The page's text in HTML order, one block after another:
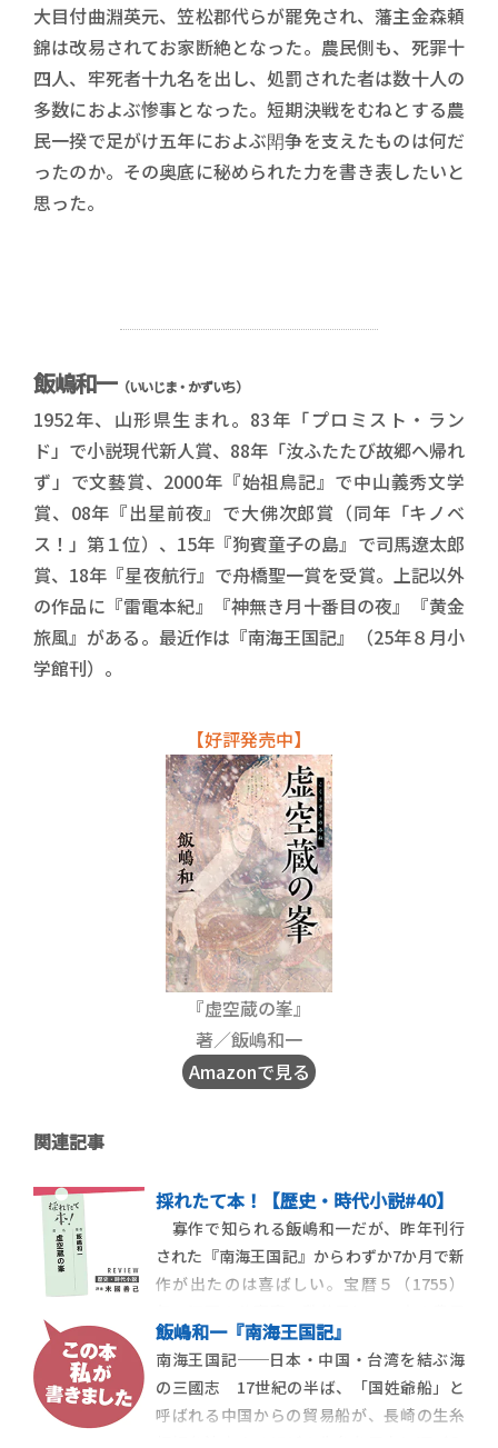
大目付曲淵英元、笠松郡代らが罷免され、藩主金森頼
錦は改易されてお家断絶となった。農民側も、死罪十
四人、牢死者十九名を出し、処罰された者は数十人の
多数におよぶ惨事となった。短期決戦をむねとする農
民一揆で足がけ五年におよぶ閗争を支えたものは何だ
ったのか。その奥底に秘められた力を書き表したいと
思った。
飯嶋和一（いいじま・かずいち）
1952年、山形県生まれ。83年「プロミスト・ラン
ド」で小説現代新人賞、88年「汝ふたたび故郷へ帰れ
ず」で文藝賞、2000年『始祖鳥記』で中山義秀文学
賞、08年『出星前夜』で大佛次郎賞（同年「キノベ
ス！」第１位）、15年『狗賓童子の島』で司馬遼太郎
賞、18年『星夜航行』で舟橋聖一賞を受賞。上記以外
の作品に『雷電本紀』『神無き月十番目の夜』『黄金
旅風』がある。最近作は『南海王国記』（25年８月小
学館刊）。
【好評発売中】
『虚空蔵の峯』
著／飯嶋和一
Amazonで見る
関連記事
採れたて本！【歴史・時代小説#40】
寡作で知られる飯嶋和一だが、昨年刊行
された『南海王国記』からわずか7か月で新
作が出たのは喜ばしい。宝暦５（1755）
が到着した。美濃国郡上藩から来た農民た
ちは、江戸城へ向かう老中・酒井忠寄の駕
籠に駆け寄り、藩主の圧政を訴える駕籠訴
を実行する。訴状は正式に受理され、北町
飯嶋和一『南海王国記』
南海王国記──日本・中国・台湾を結ぶ海
の三國志 17世紀の半ば、「国姓爺船」と
呼ばれる中国からの貿易船が、長崎の生糸